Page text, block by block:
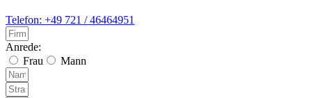
Telefon: +49 721 / 46464951
Anrede:
Frau
Mann